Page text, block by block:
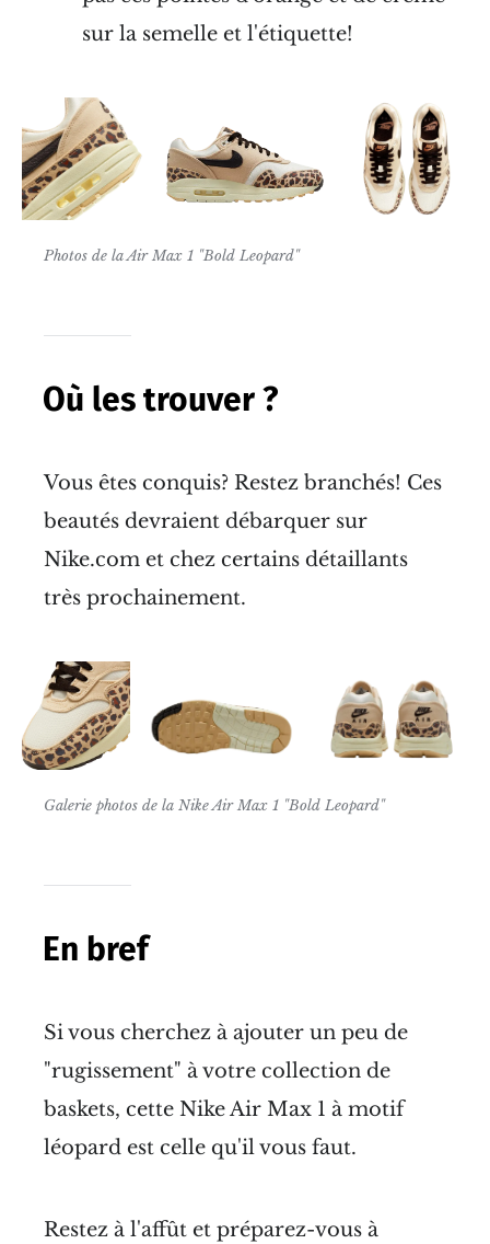
sur la semelle et l'étiquette!
Photos de la Air Max 1 "Bold Leopard"
Où les trouver ?
Vous êtes conquis? Restez branchés! Ces
beautés devraient débarquer sur
Nike.com et chez certains détaillants
très prochainement.
Galerie photos de la Nike Air Max 1 "Bold Leopard"
En bref
Si vous cherchez à ajouter un peu de
"rugissement" à votre collection de
baskets, cette Nike Air Max 1 à motif
léopard est celle qu'il vous faut.
Restez à l'affût et préparez-vous à